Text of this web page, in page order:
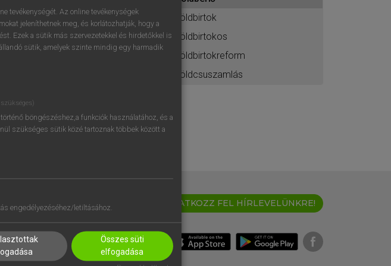
próbaverziójának elindításához
regisztrálok ésbelépek.
REGISZTRÁCIÓ
földbirtok
földbirtokos
földbirtokreform
földcsuszamlás
IRATKOZZ FEL HÍRLEVELÜNKRE!
tevékenységét. Az online tevékenységek
jeleníthetnek meg, és korlátozhatják, hogy a
Ezek a sütik más szervezetekkel és hirdetőkkel is
sütik, amelyek szinte mindig egy harmadik
böngészéshez,a funkciók használatához, és a
szükséges sütik közé tartoznak többek között a
engedélyezéséhez/letiltásához.
Összes süti
elfogadása